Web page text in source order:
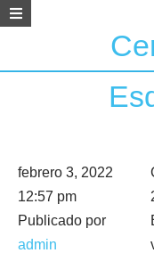
febrero 3, 2022
12:57 pm
Publicado por
admin